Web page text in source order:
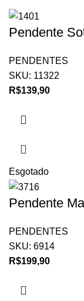
Pendente
PENDENTES
SKU: 11322
R$139,90
Esgotado
Pendente
PENDENTES
SKU: 6914
R$199,90